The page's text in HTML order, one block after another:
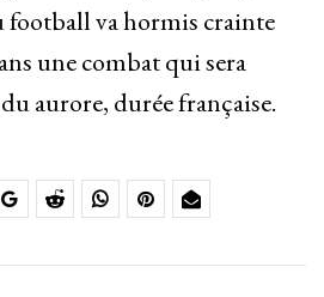
football va hormis crainte
une combat qui sera
aurore, durée française.